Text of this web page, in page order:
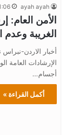
ayah ayah 11:06 م 07/
الأمن العام:
الغريبة وعدم
أخبار الاردن-
الإرشادات العامة
أجسام…
أكمل القراءة »